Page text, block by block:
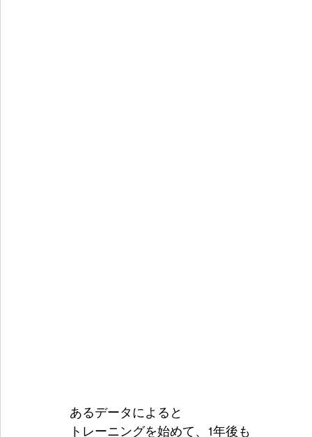
あるデータによると
トレーニングを始めて、1年後も